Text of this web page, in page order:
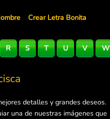
Crear Letra Bonita
R S T U V W
detalles y grandes deseos.
una de nuestras imágenes que